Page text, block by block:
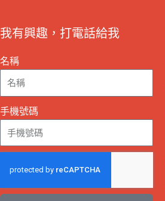
我有興趣，打電話給我
名稱
手機號碼